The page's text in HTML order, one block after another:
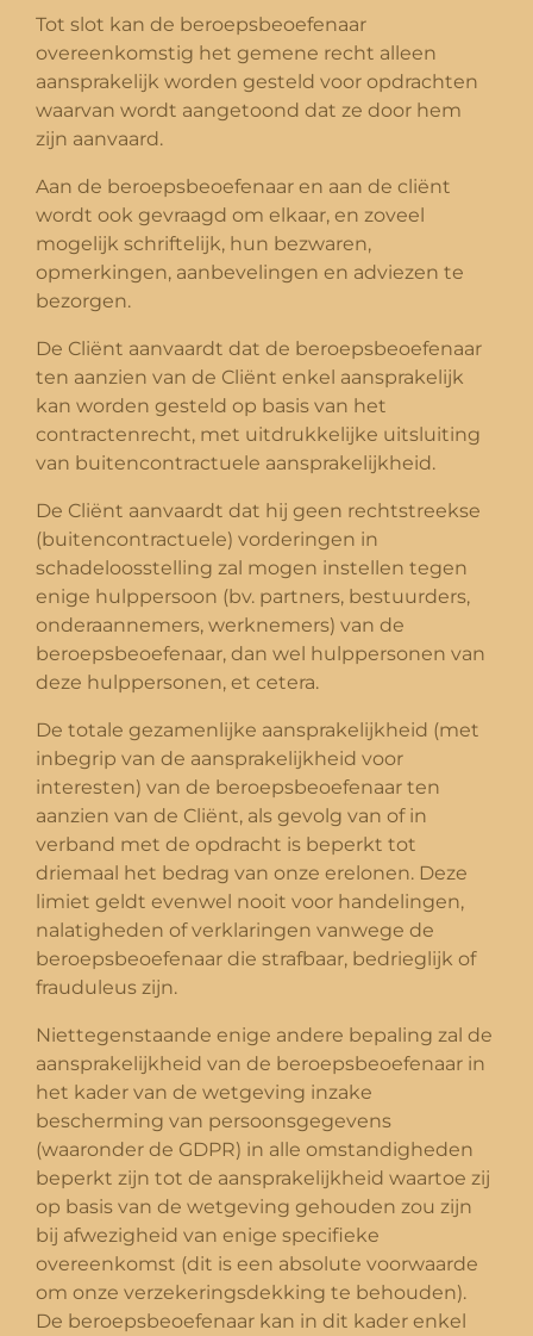
Tot slot kan de beroepsbeoefenaar
overeenkomstig het gemene recht alleen
aansprakelijk worden gesteld voor opdrachten
waarvan wordt aangetoond dat ze door hem
zijn aanvaard.
Aan de beroepsbeoefenaar en aan de cliënt
wordt ook gevraagd om elkaar, en zoveel
mogelijk schriftelijk, hun bezwaren,
opmerkingen, aanbevelingen en adviezen te
bezorgen.
De Cliënt aanvaardt dat de beroepsbeoefenaar
ten aanzien van de Cliënt enkel aansprakelijk
kan worden gesteld op basis van het
contractenrecht, met uitdrukkelijke uitsluiting
van buitencontractuele aansprakelijkheid.
De Cliënt aanvaardt dat hij geen rechtstreekse
(buitencontractuele) vorderingen in
schadeloosstelling zal mogen instellen tegen
enige hulppersoon (bv. partners, bestuurders,
onderaannemers, werknemers) van de
beroepsbeoefenaar, dan wel hulppersonen van
deze hulppersonen, et cetera.
De totale gezamenlijke aansprakelijkheid (met
inbegrip van de aansprakelijkheid voor
interesten) van de beroepsbeoefenaar ten
aanzien van de Cliënt, als gevolg van of in
verband met de opdracht is beperkt tot
driemaal het bedrag van onze erelonen. Deze
limiet geldt evenwel nooit voor handelingen,
nalatigheden of verklaringen vanwege de
beroepsbeoefenaar die strafbaar, bedrieglijk of
frauduleus zijn.
Niettegenstaande enige andere bepaling zal de
aansprakelijkheid van de beroepsbeoefenaar in
het kader van de wetgeving inzake
bescherming van persoonsgegevens
(waaronder de GDPR) in alle omstandigheden
beperkt zijn tot de aansprakelijkheid waartoe zij
op basis van de wetgeving gehouden zou zijn
bij afwezigheid van enige specifieke
overeenkomst (dit is een absolute voorwaarde
om onze verzekeringsdekking te behouden).
De beroepsbeoefenaar kan in dit kader enkel